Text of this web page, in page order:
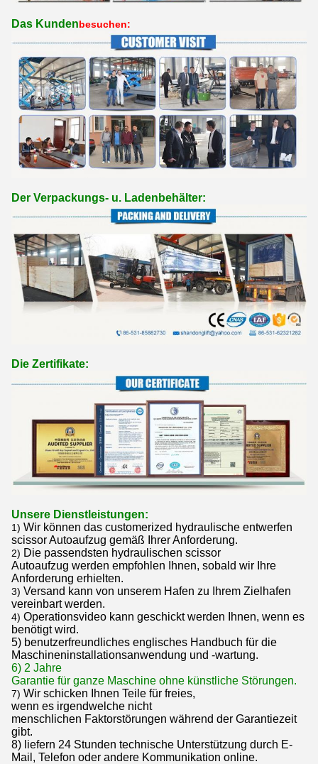
Das Kundenbesuchen:
Der Verpackungs- u. Ladenbehälter:
Die Zertifikate:
Unsere Dienstleistungen:
1) Wir können das customerized hydraulische entwerfen
scissor Autoaufzug gemäß Ihrer Anforderung.
2) Die passendsten hydraulischen scissor
Autoaufzug werden empfohlen Ihnen, sobald wir Ihre
Anforderung erhielten.
3) Versand kann von unserem Hafen zu Ihrem Zielhafen
vereinbart werden.
4) Operationsvideo kann geschickt werden Ihnen, wenn es
benötigt wird.
5) benutzerfreundliches englisches Handbuch für die
Maschineninstallationsanwendung und -wartung.
6) 2 Jahre
Garantie für ganze Maschine ohne künstliche Störungen.
7) Wir schicken Ihnen Teile für freies,
wenn es irgendwelche nicht
menschlichen Faktorstörungen während der Garantiezeit
gibt.
8) liefern 24 Stunden technische Unterstützung durch E-
Mail, Telefon oder andere Kommunikation online.